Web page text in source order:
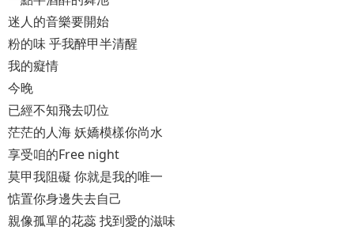
迷⼈的⾳樂要開始
粉的味 乎我醉甲半清醒
我的癡情
今晚
已經不知⾶去叨位
茫茫的⼈海 妖嬌模樣你尚⽔
享受咱的Free night
莫甲我阻礙 你就是我的唯一
惦置你⾝邊失去⾃⼰
親像孤單的花蕊 找到愛的滋味